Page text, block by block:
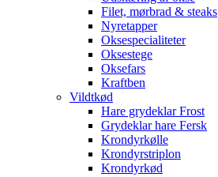
Filet, mørbrad & steaks
Nyretapper
Oksespecialiteter
Oksestege
Oksefars
Kraftben
Vildtkød
Hare grydeklar Frost
Grydeklar hare Fersk
Krondyrkølle
Krondyrstriplon
Krondyrkød